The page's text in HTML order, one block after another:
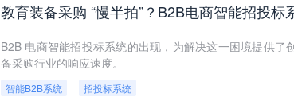
教育装备采购 “慢半拍”？B2B电商智能招投
B2B 电商智能招投标系统的出现，为解决这一困境提供了
备采购行业的响应速度。
智能B2B系统
招投标系统